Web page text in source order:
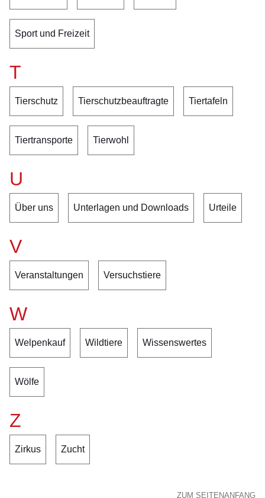
Sport und Freizeit
T
Tierschutz Tierschutzbeauftragte Tiertafeln
Tiertransporte Tierwohl
U
Über uns Unterlagen und Downloads Urteile
V
Veranstaltungen Versuchstiere
W
Welpenkauf Wildtiere Wissenswertes
Wölfe
Z
Zirkus Zucht
ZUM SEITENANFANG